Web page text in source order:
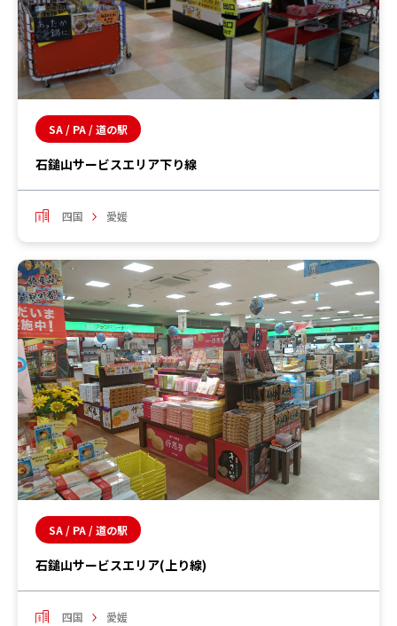
SA / PA / 道の駅
石鎚山サービスエリア下り線
四国 愛媛
SA / PA / 道の駅
石鎚山サービスエリア(上り線)
四国 愛媛